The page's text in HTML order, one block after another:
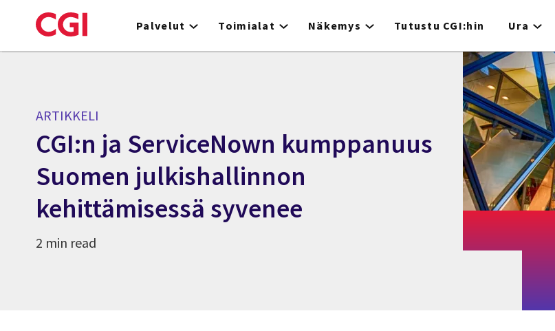
to
Palvelut Toimialat Näkemys Tutustu CGI:hin Ura
ARTIKKELI
CGI:n ja ServiceNown kumppanuus
Suomen julkishallinnon
kehittämisessä syvenee
2 min read